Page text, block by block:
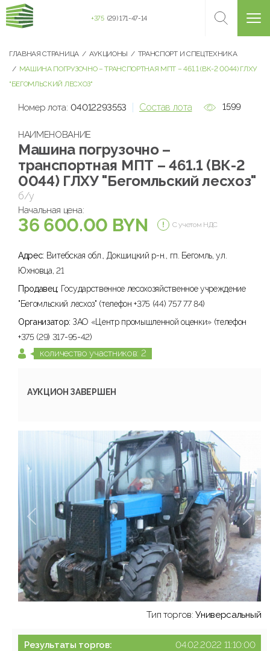
+375 (29) 171-47-14
ГЛАВНАЯ СТРАНИЦА АУКЦИОНЫ
ТРАНСПОРТ И СПЕЦТЕХНИКА
МАШИНА ПОГРУЗОЧНО – ТРАНСПОРТНАЯ МПТ – 461.1 (ВК-2 0044) ГЛХУ
"БЕГОМЛЬСКИЙ ЛЕСХОЗ"
Номер лота: 04012293553 Состав лота 1599
НАИМЕНОВАНИЕ
Машина погрузочно –
транспортная МПТ – 461.1 (ВК-2
0044) ГЛХУ "Бегомльский лесхоз"
б/у
Начальная цена:
36 600.00 BYN С учетом НДС
Адрес: Витебская обл., Докшицкий р-н., гп. Бегомль, ул.
Юхновца, 21
Продавец: Государственное лесохозяйственное учреждение
"Бегомльский лесхоз" (телефон +375 (44) 757 77 84)
Организатор: ЗАО «Центр промышленной оценки» (телефон
+375 (29) 317-95-42)
количество участников: 2
АУКЦИОН ЗАВЕРШЕН
Тип торгов:Универсальный
Результаты торгов: 04.02.2022 11:10:00